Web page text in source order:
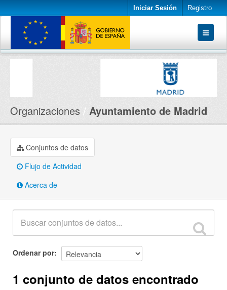
Iniciar Sesión Registro
Conjuntos de datos
Organizaciones Ayuntamiento de Madrid
Conjuntos de datos
Flujo de Actividad
Acerca de
Ordenar por
1 conjunto de datos encontrado